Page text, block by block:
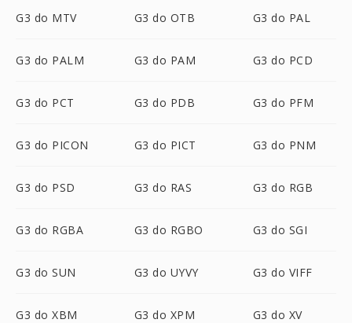
G3 do MTV G3 do OTB G3 do PAL
G3 do PALM G3 do PAM G3 do PCD
G3 do PCT G3 do PDB G3 do PFM
G3 do PICON G3 do PICT G3 do PNM
G3 do PSD G3 do RAS G3 do RGB
G3 do RGBA G3 do RGBO G3 do SGI
G3 do SUN G3 do UYVY G3 do VIFF
G3 do XBM G3 do XPM G3 do XV